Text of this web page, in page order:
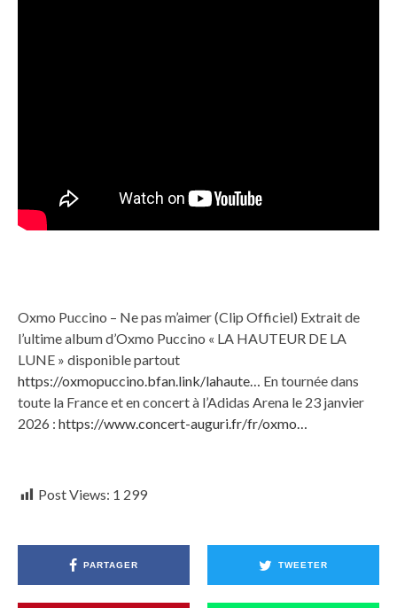
Oxmo Puccino – Ne pas m’aimer (Clip Officiel) Extrait de
l’ultime album d’Oxmo Puccino « LA HAUTEUR DE LA
LUNE » disponible partout
https://oxmopuccino.bfan.link/lahaute… En tournée dans
toute la France et en concert à l’Adidas Arena le 23 janvier
2026 : https://www.concert-auguri.fr/fr/oxmo…
Post Views: 1 299
PARTAGER TWEETER